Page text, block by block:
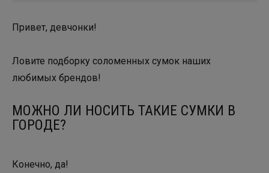
Привет, девчонки!
Ловите подборку соломенных сумок наших
любимых брендов!
МОЖНО ЛИ НОСИТЬ ТАКИЕ СУМКИ В
ГОРОДЕ?
Конечно, да!